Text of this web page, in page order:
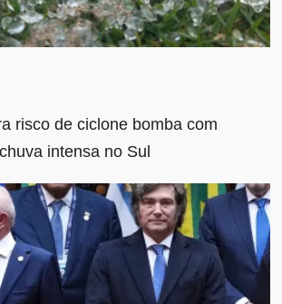
risco de ciclone bomba com
intensa no Sul